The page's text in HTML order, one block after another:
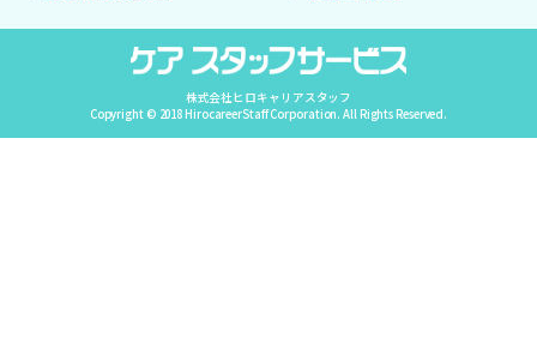
株式会社ヒロキャリアスタッフ
Copyright © 2018 HirocareerStaff Corporation. All Rights Reserved.